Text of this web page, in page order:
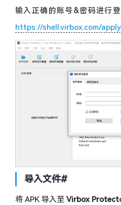
输入正确的账号&密码进行
https://shell.virbox.com/
导入文件#
将 APK 导入至 Virbox